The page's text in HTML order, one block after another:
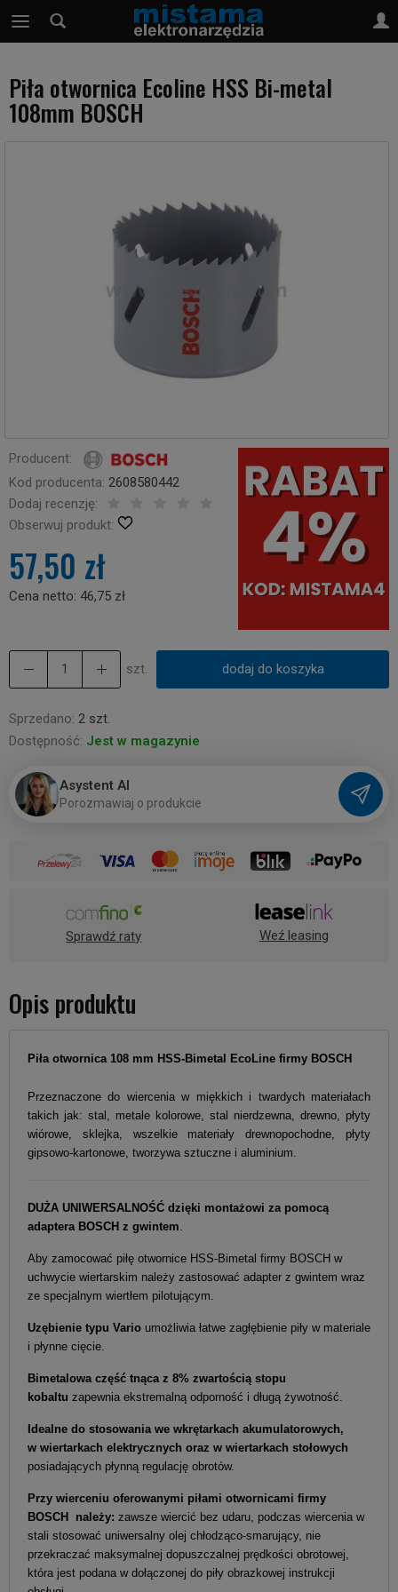
Piła otwornica Ecoline HSS Bi-metal
108mm BOSCH
Producent:
Kod producenta: 2608580442
Dodaj recenzję:
Obserwuj produkt:
57,50 zł
Cena netto: 46,75 zł
szt. dodaj do koszyka
Sprzedano: 2 szt.
Dostępność: Jest w magazynie
Asystent AI
Porozmawiaj o produkcie
Sprawdź raty Weź leasing
Opis produktu
Piła otwornica 108 mm HSS-Bimetal EcoLine firmy BOSCH
Przeznaczone do wiercenia w miękkich i twardych materiałach
takich jak: stal, metale kolorowe, stal nierdzewna, drewno, płyty
wiórowe, sklejka, wszelkie materiały drewnopochodne, płyty
gipsowo-kartonowe, tworzywa sztuczne i aluminium.
DUŻA UNIWERSALNOŚĆ dzięki montażowi za pomocą
adaptera BOSCH z gwintem
Aby zamocować piłę otwornice HSS-Bimetal firmy BOSCH w
uchwycie wiertarskim należy zastosować adapter z gwintem wraz
ze specjalnym wiertłem pilotującym.
Uzębienie typu Vario umożliwia łatwe zagłębienie piły w materiale
i płynne cięcie.
Bimetalowa część tnąca z 8% zwartością stopu
kobaltu zapewnia ekstremalną odporność i długą żywotność.
Idealne do stosowania we wkrętarkach akumulatorowych,
w wiertarkach elektrycznych oraz w wiertarkach stołowych
posiadających płynną regulację obrotów.
Przy wierceniu oferowanymi piłami otwornicami firmy
BOSCH należy: zawsze wiercić bez udaru, podczas wiercenia w
stali stosować uniwersalny olej chłodząco-smarujący, nie
przekraczać maksymalnej dopuszczalnej prędkości obrotowej,
która jest podana w dołączonej do piły obrazkowej instrukcji